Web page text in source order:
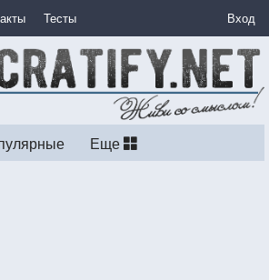
Тесты Вход
Еще